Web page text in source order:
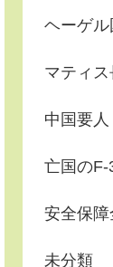
ヘーゲ
マティス
中国要
亡国のF-
安全保障
未分類